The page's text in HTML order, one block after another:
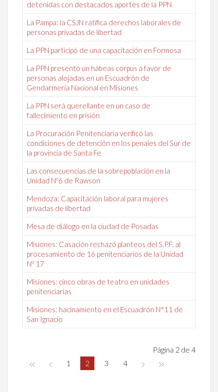
detenidas con destacados aportes de la PPN
La Pampa: la CSJN ratifica derechos laborales de
personas privadas de libertad
La PPN participó de una capacitación en Formosa
La PPN presentó un hábeas corpus a favor de
personas alojadas en un Escuadrón de
Gendarmería Nacional en Misiones
La PPN será querellante en un caso de
fallecimiento en prisión
La Procuración Penitenciaria verificó las
condiciones de detención en los penales del Sur de
la provincia de Santa Fe
Las consecuencias de la sobrepoblación en la
Unidad Nº6 de Rawson
Mendoza: Capacitación laboral para mujeres
privadas de libertad
Mesa de diálogo en la ciudad de Posadas
Misiones: Casación rechazó planteos del S.P.F. al
procesamiento de 16 penitenciarios de la Unidad
Nº 17
Misiones: cinco obras de teatro en unidades
penitenciarias
Misiones: hacinamiento en el Escuadrón N°11 de
San Ignacio
Página 2 de 4
1
2 3 4